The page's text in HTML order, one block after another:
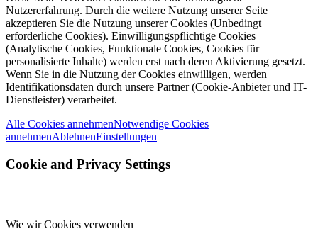
Nutzererfahrung. Durch die weitere Nutzung unserer Seite
akzeptieren Sie die Nutzung unserer Cookies (Unbedingt
erforderliche Cookies). Einwilligungspflichtige Cookies
(Analytische Cookies, Funktionale Cookies, Cookies für
personalisierte Inhalte) werden erst nach deren Aktivierung gesetzt.
Wenn Sie in die Nutzung der Cookies einwilligen, werden
Identifikationsdaten durch unsere Partner (Cookie-Anbieter und IT-
Dienstleister) verarbeitet.
Alle Cookies annehmenNotwendige Cookies
annehmenAblehnenEinstellungen
Cookie and Privacy Settings
Wie wir Cookies verwenden